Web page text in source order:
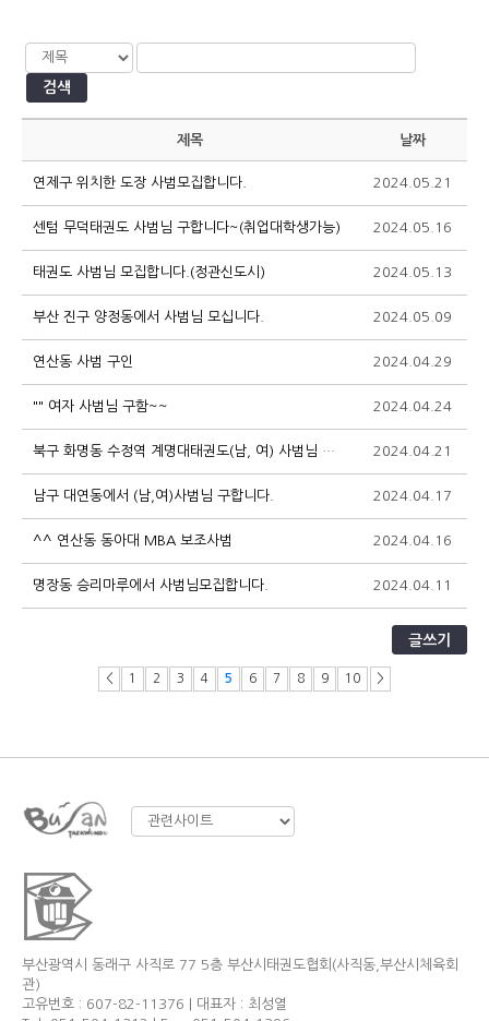
검색
제목 날짜
연제구 위치한 도장 사범모집합니다. 2024.05.21
센텀 무덕태권도 사범님 구합니다~(취업대학생가능) 2024.05.16
태권도 사범님 모집합니다.(정관신도시) 2024.05.13
부산 진구 양정동에서 사범님 모십니다. 2024.05.09
연산동 사범 구인 2024.04.29
"" 여자 사범님 구함~~ 2024.04.24
북구 화명동 수정역 계명대태권도(남, 여) 사범님 및 보조사범님 및 파트사범님 2024.04.21
남구 대연동에서 (남,여)사범님 구합니다. 2024.04.17
^^ 연산동 동아대 MBA 보조사범 2024.04.16
명장동 승리마루에서 사범님모집합니다. 2024.04.11
글쓰기
< 1 2 3 4 5 6 7 8 9 10 >
부산광역시 동래구 사직로 77 5층 부산시태권도협회(사직동,부산시체육회
관)
고유번호 : 607-82-11376 | 대표자 : 최성열